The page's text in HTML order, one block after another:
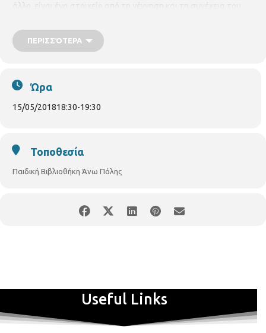
άλλο, είναι ένα στοιχείο από τη γέννηση και τη συνέχεια του
παιχνίδι και χειροτεχνία. Η αφήγηση παραμυθιού είναι χωρίς
προεγγραφή και γίνονται από την εκπαιδευτικό Ε
ΠΕΡΙΣΣΌΤΕΡΑ
Ώρα
15/05/201818:30-19:30
Τοποθεσία
Παιδική Βιβλιοθήκη Άνω Πόλης
Useful Links